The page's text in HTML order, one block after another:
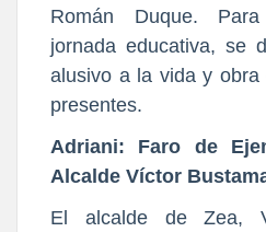
Román Duque.
jornada educativa, se
alusivo a la vida y
presentes.
Adriani: Faro de
Alcalde Víctor
El alcalde de Zea,